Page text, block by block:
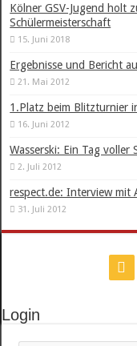
Kölner GSV-Jugend holt
Schülermeisterschaft
15. Juni 2018
Ergebnisse und Bericht
21. Mai 2012
1.Platz beim Blitzturnier
16. Juni 2012
Wasserski: Ein Tag voller
2. Juli 2012
respect.de: Interview mit
31. Juli 2012
Login